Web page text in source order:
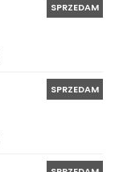
SPRZEDAM
SPRZEDAM